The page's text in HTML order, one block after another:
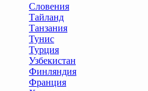
Словения
Тайланд
Танзания
Тунис
Турция
Узбекистан
Финляндия
Франция